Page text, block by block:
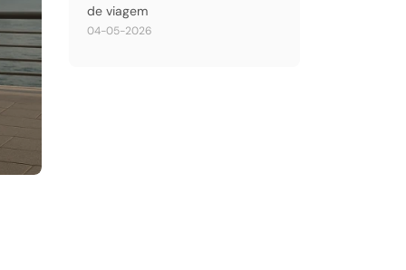
de viagem
04-05-2026